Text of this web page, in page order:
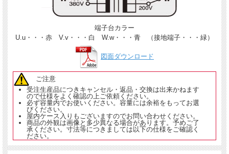
端子台カラー
U.u・・・赤 V.v・・・白 W.w・・・青 （接地端子・・・緑）
図面ダウンロード
ご注意
受注生産品につきキャンセル・返品・交換は出来かねます
ので仕様をよく確認の上ご依頼ください。
必ず容量内でお使いください。容量には余裕をもってお選
びください。
屋内ケース入りもございますのでお問い合わせください。
商品の外観は画像と多少異なる場合があります。予めご了
承ください。寸法等につきましては以下の仕様をご確認く
ださい。